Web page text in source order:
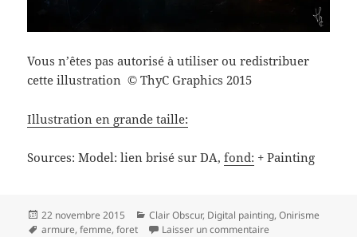
Vous n’êtes pas autorisé à utiliser ou redistribuer
cette illustration©ThyC Graphics 2015
Illustration en grande taille:
Sources: Model: lien brisé sur DA,fond: + Painting
Publié
le
22 novembre 2015 Catégories
Clair Obscur, Digital painting,Onirisme
Mots-
armure,femme,foret Laisser un commentaire